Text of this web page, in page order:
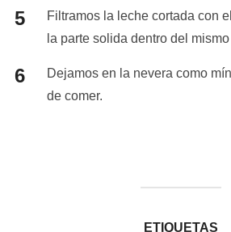
Filtramos la leche cortada con
la parte solida dentro del
Dejamos en la nevera como
de comer.
ETIQUETAS